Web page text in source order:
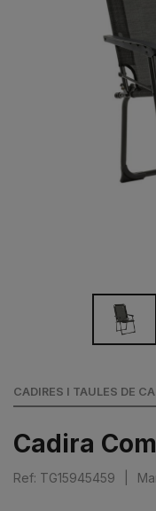
CADIRES I TAULES DE
Cadira
Ref: TG15945459